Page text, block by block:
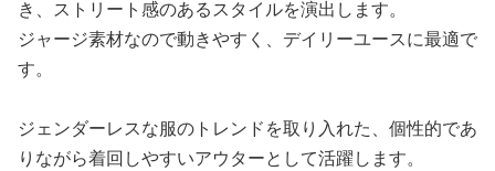
き、ストリート感のあるスタイルを演出します。
ジャージ素材なので動きやすく、デイリーユースに最適で
す。
ジェンダーレスな服のトレンドを取り入れた、個性的であ
りながら着回しやすいアウターとして活躍します。